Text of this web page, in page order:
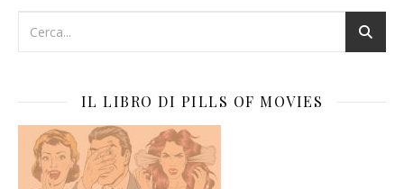
IL LIBRO DI PILLS OF MOVIES